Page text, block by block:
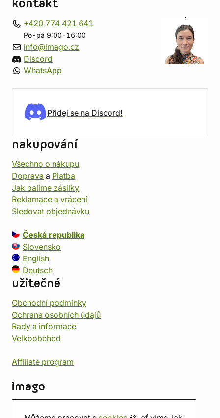
kontakt
+420 774 421 641
Po-pá 9:00-16:00
info@imago.cz
Discord
WhatsApp
Přidej se na Discord!
nakupování
Všechno o nákupu
Doprava a Platba
Jak balíme zásilky
Reklamace a vrácení
Sledovat objednávku
Česká republika
Slovensko
English
Deutsch
užitečné
Obchodní podmínky
Ochrana osobních údajů
Rady a informace
Velkoobchod
Affiliate program
imago